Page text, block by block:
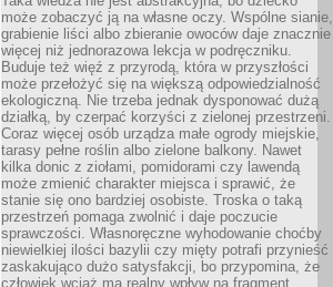
może zobaczyć ją na własne oczy. Wspólne sianie,
grabienie liści albo zbieranie owoców daje znacznie
więcej niż jednorazowa lekcja w podręczniku.
Buduje też więź z przyrodą, która w przyszłości
może przełożyć się na większą odpowiedzialność
ekologiczną. Nie trzeba jednak dysponować dużą
działką, by czerpać korzyści z zielonej przestrzeni.
Coraz więcej osób urządza małe ogrody miejskie,
tarasy pełne roślin albo zielone balkony. Nawet
kilka donic z ziołami, pomidorami czy lawendą
może zmienić charakter miejsca i sprawić, że
stanie się ono bardziej osobiste. Troska o taką
przestrzeń pomaga zwolnić i daje poczucie
sprawczości. Własnoręczne wyhodowanie choćby
niewielkiej ilości bazylii czy mięty potrafi przynieść
zaskakująco dużo satysfakcji, bo przypomina, że
człowiek wciąż ma realny wpływ na fragment